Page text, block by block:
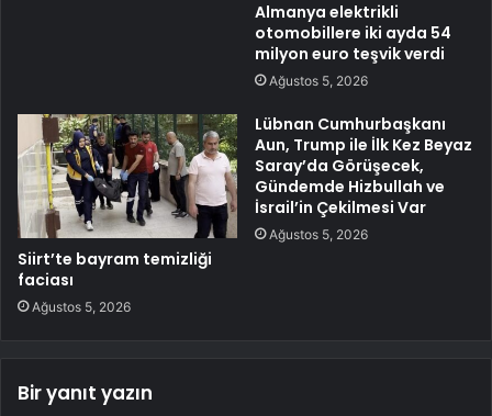
Almanya elektrikli
otomobillere iki ayda 54
milyon euro teşvik verdi
Ağustos 5, 2026
Siirt’te bayram temizliği
faciası
Ağustos 5, 2026
Lübnan Cumhurbaşkanı
Aun, Trump ile İlk Kez Beyaz
Saray’da Görüşecek,
Gündemde Hizbullah ve
İsrail’in Çekilmesi Var
Ağustos 5, 2026
Bir yanıt yazın